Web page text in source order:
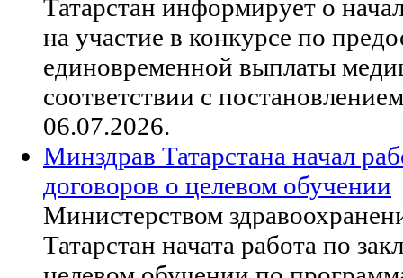
Татарстан информирует о
на участие в конкурсе по
единовременной выплаты
соответствии с
06.07.2026.
Минздрав Татарстана начал
договоров о целевом обучении
Министерством
Татарстан начата работа по